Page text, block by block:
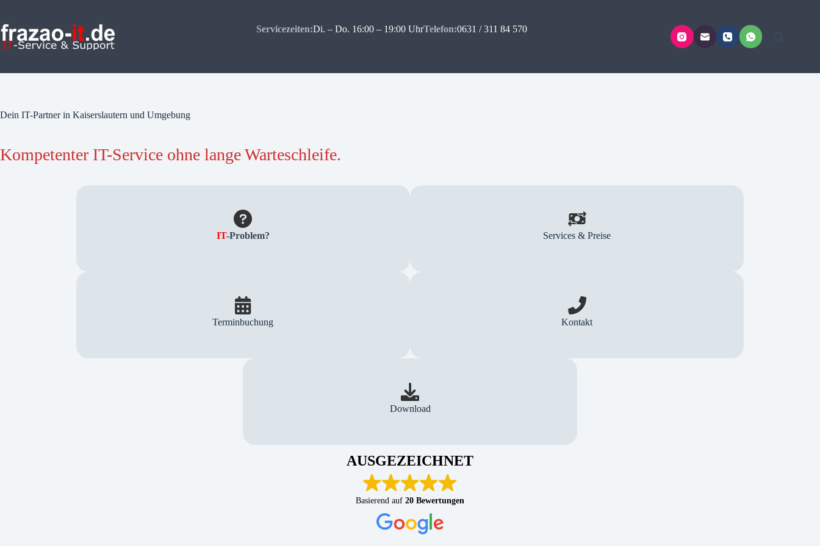
springen
Servicezeiten:Di. – Do. 16:00 – 19:00 UhrTelefon:0631 / 311 84 570
Dein IT-Partner in Kaiserslautern und Umgebung
Kompetenter IT-Service ohne lange Warteschleife.
IT-Problem? Services & Preise
Terminbuchung Kontakt
Download
AUSGEZEICHNET
Basierend auf 20 Bewertungen